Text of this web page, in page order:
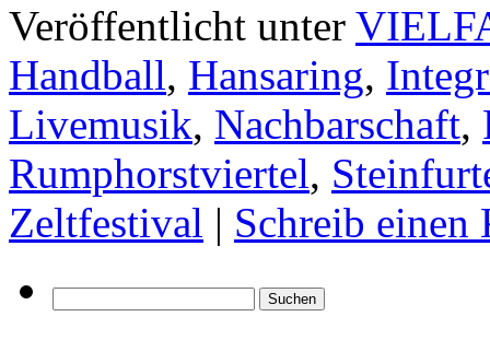
Veröffentlicht unter
Handball, Hansaring,
Livemusik, Nachbarschaft,
Rumphorstviertel,
Zeltfestival | Schreib einen
nach: